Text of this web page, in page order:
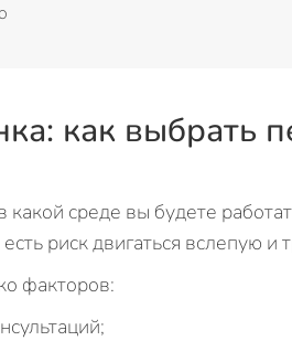
как выбрать
среде вы будете
риск двигаться вслепую
факторов: